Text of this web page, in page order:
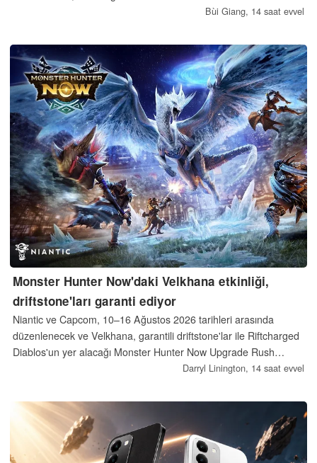
Bùi Giang, 14 saat evvel
Monster Hunter Now'daki Velkhana etkinliği,
driftstone'ları garanti ediyor
Niantic ve Capcom, 10–16 Ağustos 2026 tarihleri arasında
düzenlenecek ve Velkhana, garantili driftstone'lar ile Riftcharged
Diablos'un yer alacağı Monster Hunter Now Upgrade Rush
Darryl Linington, 14 saat evvel